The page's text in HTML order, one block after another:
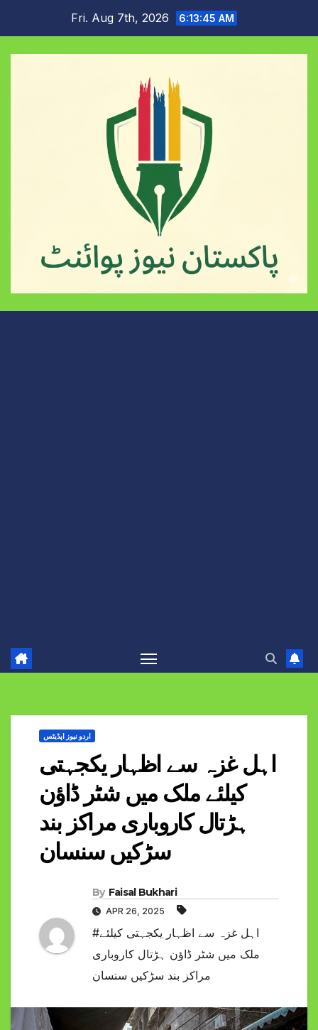
content
Fri. Aug 7th, 2026 6:13:46 AM
اردو نیوز اپڈیٹس
اہل غزہ سے اظہار یکجہتی
کیلئے ملک میں شٹر ڈاؤن
ہڑتال کاروباری مراکز بند
سڑکیں سنسان
By Faisal Bukhari
APR 26, 2025
#اہل غزہ سے اظہار یکجہتی کیلئے
ملک میں شٹر ڈاؤن ہڑتال کاروباری
مراکز بند سڑکیں سنسان